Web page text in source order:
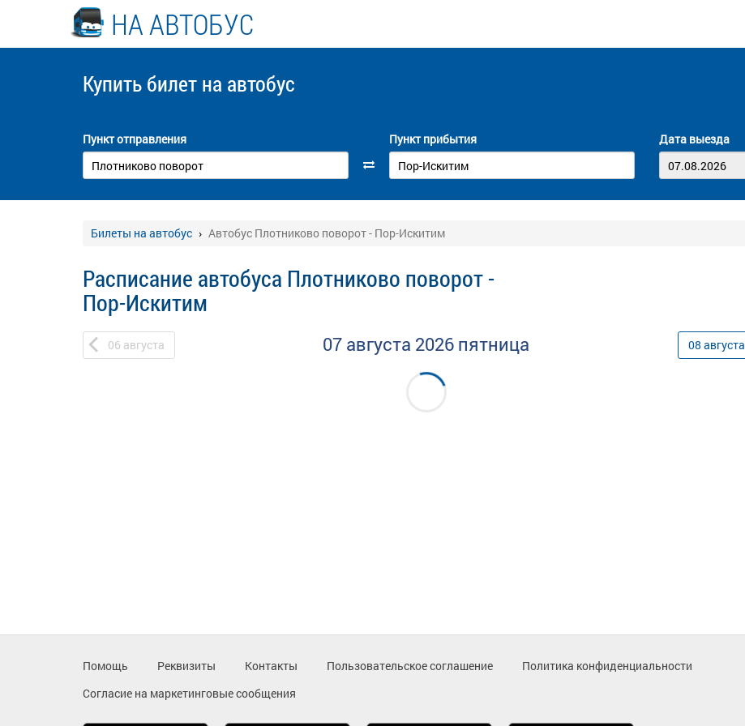
НА АВТОБУС
Купить билет на автобус
Пункт отправления Пункт прибытия Дата выезда
Билеты на автобус Автобус Плотниково поворот - Пор-Искитим
Расписание автобуса Плотниково поворот -
Пор-Искитим
06 августа 07 августа 2026 пятница 08 августа
Помощь Реквизиты Контакты Пользовательское соглашение
Политика конфиденциальности
Согласие на маркетинговые сообщения